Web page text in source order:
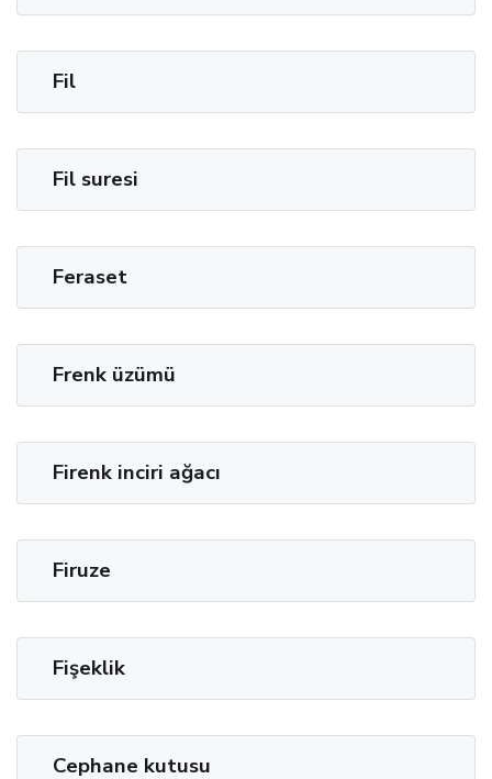
Fil
Fil suresi
Feraset
Frenk üzümü
Firenk inciri ağacı
Firuze
Fişeklik
Cephane kutusu